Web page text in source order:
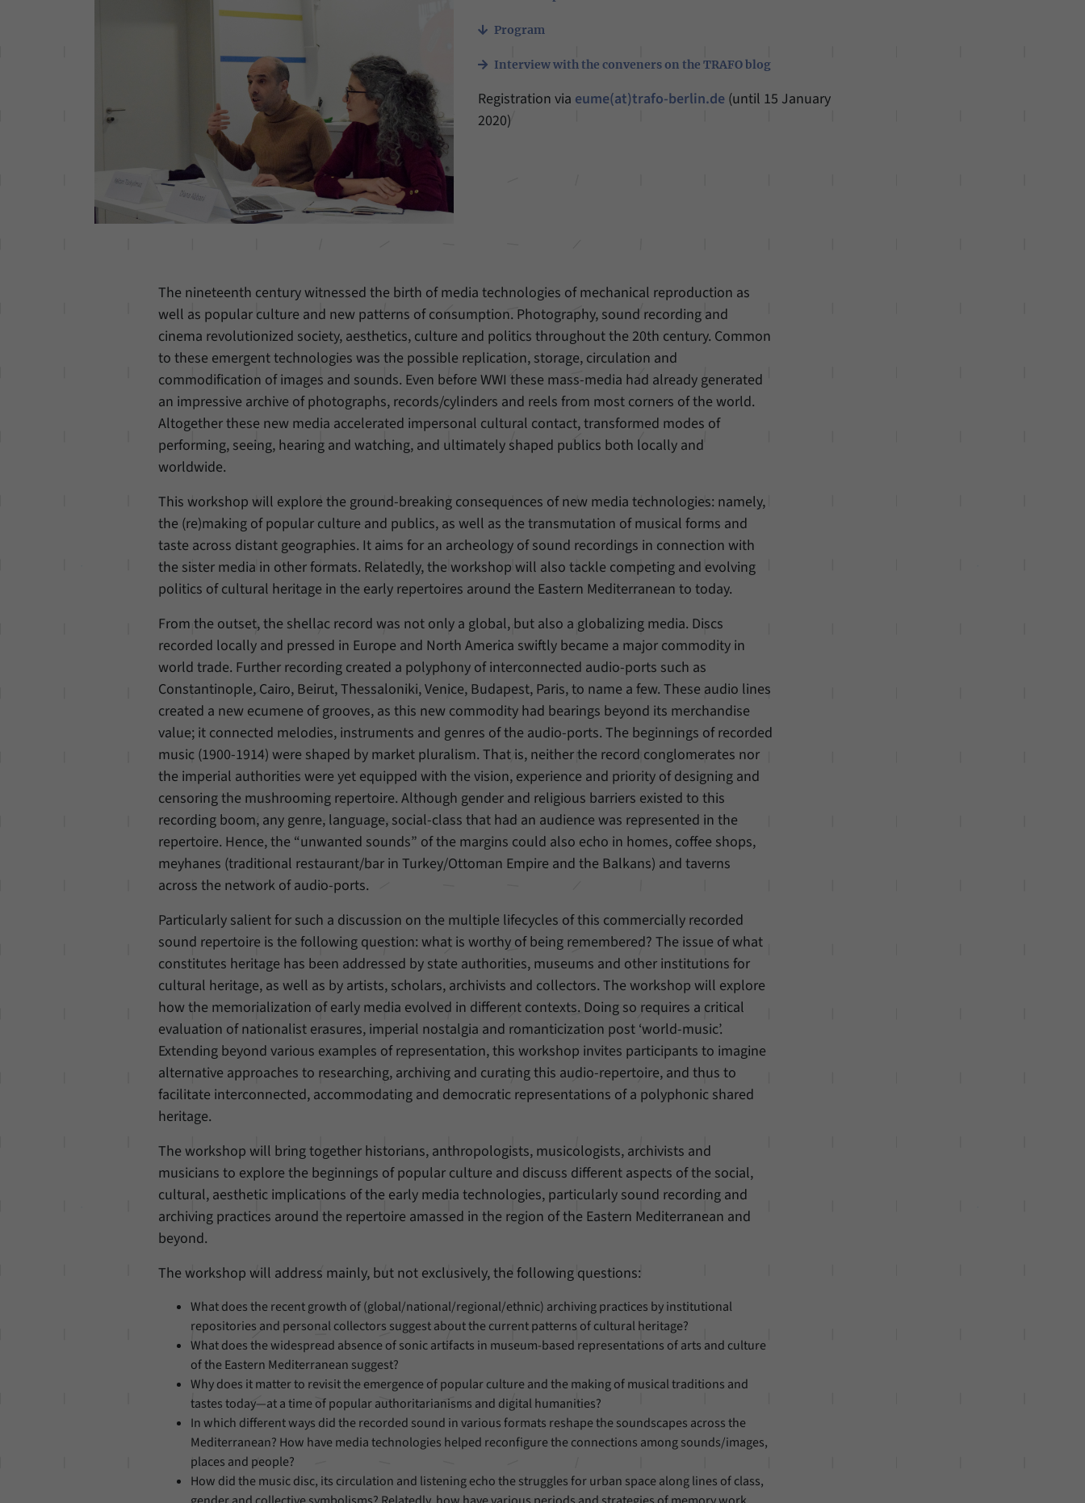
Program
Interview with the conveners on the TRAFO blog
Registration via eume(at)trafo-berlin.de (until 15 January
2020)
The nineteenth century witnessed the birth of media technologies of mechanical reproduction as
well as popular culture and new patterns of consumption. Photography, sound recording and
cinema revolutionized society, aesthetics, culture and politics throughout the 20th century. Common
to these emergent technologies was the possible replication, storage, circulation and
commodification of images and sounds. Even before WWI these mass-media had already generated
an impressive archive of photographs, records/cylinders and reels from most corners of the world.
Altogether these new media accelerated impersonal cultural contact, transformed modes of
performing, seeing, hearing and watching, and ultimately shaped publics both locally and
worldwide.
This workshop will explore the ground-breaking consequences of new media technologies: namely,
the (re)making of popular culture and publics, as well as the transmutation of musical forms and
taste across distant geographies. It aims for an archeology of sound recordings in connection with
the sister media in other formats. Relatedly, the workshop will also tackle competing and evolving
politics of cultural heritage in the early repertoires around the Eastern Mediterranean to today.
From the outset, the shellac record was not only a global, but also a globalizing media. Discs
recorded locally and pressed in Europe and North America swiftly became a major commodity in
world trade. Further recording created a polyphony of interconnected audio-ports such as
Constantinople, Cairo, Beirut, Thessaloniki, Venice, Budapest, Paris, to name a few. These audio lines
created a new ecumene of grooves, as this new commodity had bearings beyond its merchandise
value; it connected melodies, instruments and genres of the audio-ports. The beginnings of recorded
music (1900-1914) were shaped by market pluralism. That is, neither the record conglomerates nor
the imperial authorities were yet equipped with the vision, experience and priority of designing and
censoring the mushrooming repertoire. Although gender and religious barriers existed to this
recording boom, any genre, language, social-class that had an audience was represented in the
repertoire. Hence, the “unwanted sounds” of the margins could also echo in homes, coffee shops,
meyhanes (traditional restaurant/bar in Turkey/Ottoman Empire and the Balkans) and taverns
across the network of audio-ports.
Particularly salient for such a discussion on the multiple lifecycles of this commercially recorded
sound repertoire is the following question: what is worthy of being remembered? The issue of what
constitutes heritage has been addressed by state authorities, museums and other institutions for
cultural heritage, as well as by artists, scholars, archivists and collectors. The workshop will explore
how the memorialization of early media evolved in different contexts. Doing so requires a critical
evaluation of nationalist erasures, imperial nostalgia and romanticization post ‘world-music’.
Extending beyond various examples of representation, this workshop invites participants to imagine
alternative approaches to researching, archiving and curating this audio-repertoire, and thus to
facilitate interconnected, accommodating and democratic representations of a polyphonic shared
heritage.
The workshop will bring together historians, anthropologists, musicologists, archivists and
musicians to explore the beginnings of popular culture and discuss different aspects of the social,
cultural, aesthetic implications of the early media technologies, particularly sound recording and
archiving practices around the repertoire amassed in the region of the Eastern Mediterranean and
beyond.
The workshop will address mainly, but not exclusively, the following questions:
What does the recent growth of (global/national/regional/ethnic) archiving practices by institutional
repositories and personal collectors suggest about the current patterns of cultural heritage?
What does the widespread absence of sonic artifacts in museum-based representations of arts and culture
of the Eastern Mediterranean suggest?
Why does it matter to revisit the emergence of popular culture and the making of musical traditions and
tastes today—at a time of popular authoritarianisms and digital humanities?
In which different ways did the recorded sound in various formats reshape the soundscapes across the
Mediterranean? How have media technologies helped reconfigure the connections among sounds/images,
places and people?
How did the music disc, its circulation and listening echo the struggles for urban space along lines of class,
Einstellungen, falls der Webseiten-Betreiber dies
eingestellt hat.
Laufzeit
Zweck
Mit diesem Cookie können wir speichern, von
Laufzeit 30 Minuten
Zweck
Mit diesem Cookie können wir für kurze Zeit Daten
über den aktuellen Aufenthalt von Besuchern auf
unserer Internetseite speichern.